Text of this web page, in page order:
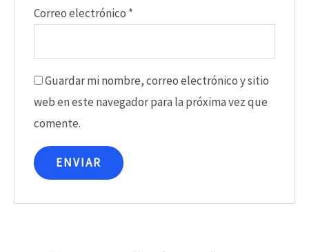
Correo electrónico *
Guardar mi nombre, correo electrónico y sitio
web en este navegador para la próxima vez que
comente.